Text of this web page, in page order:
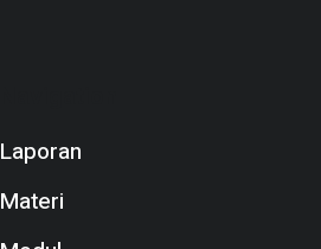
Laporan
Materi